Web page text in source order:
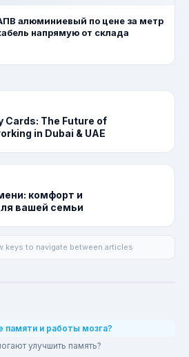
алюминиевый по цене за метр
напрямую от склада
Cards: The Future of
in Dubai & UAE
комфорт и
вашей семьи
to navigate between articles
памяти и работы мозга?
улучшить память?